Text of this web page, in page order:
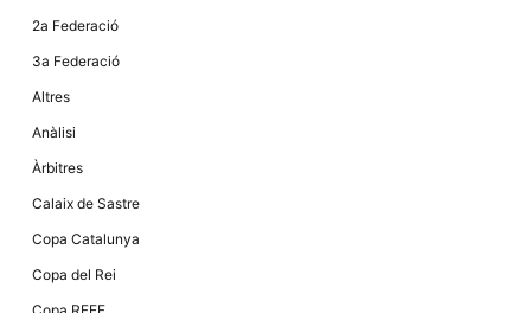
2a Federació
3a Federació
Altres
Anàlisi
Àrbitres
Calaix de Sastre
Copa Catalunya
Copa del Rei